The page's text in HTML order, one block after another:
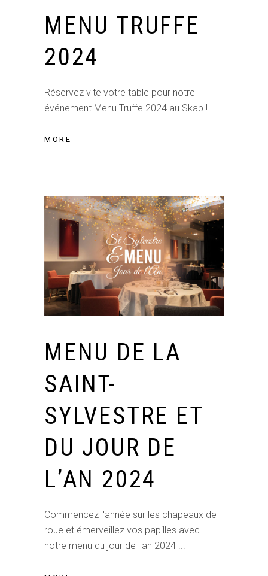
MENU TRUFFE
2024
Réservez vite votre table pour notre
événement Menu Truffe 2024 au Skab !
MORE
MENU DE LA
SAINT-
SYLVESTRE ET
DU JOUR DE
L’AN 2024
Commencez l'année sur les chapeaux de
roue et émerveillez vos papilles avec
notre menu du jour de l'an 2024